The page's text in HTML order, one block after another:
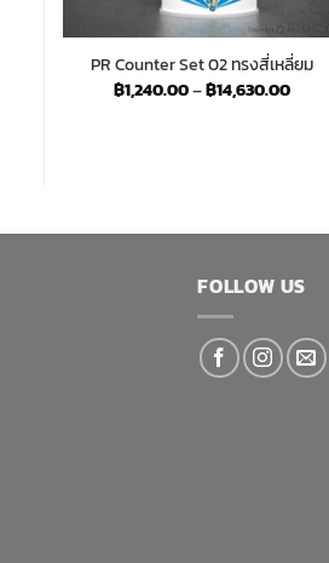
PR Counter Set 02 ทรงสี่เหลี่ยม
฿1,240.00–฿14,630.00Price
FOLLOW US